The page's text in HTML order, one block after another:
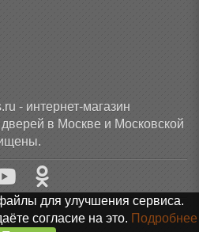
- интернет-магазин
в Москве и Московской
для улучшения сервиса.
согласие на это. Подробнее